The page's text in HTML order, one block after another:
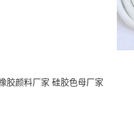
胶颜料厂家 硅胶色母厂家